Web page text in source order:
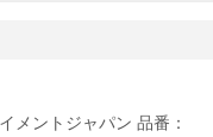
メントジャパン 品番：